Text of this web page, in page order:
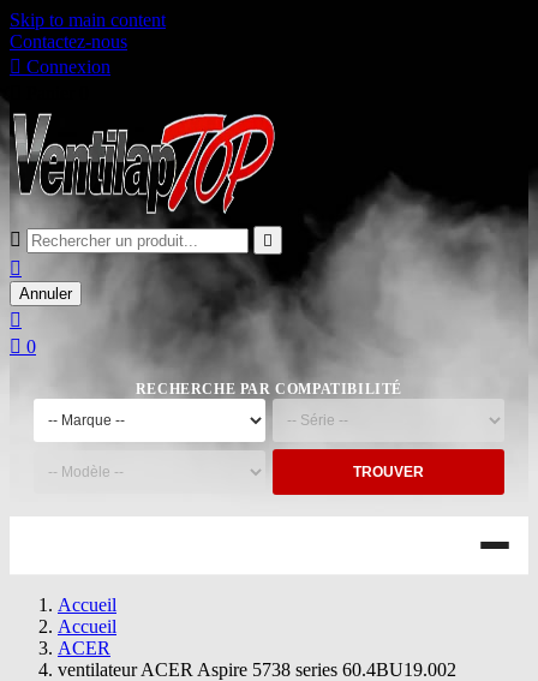
Skip to main content
Contactez-nous
 Connexion
 

Annuler

 0
RECHERCHE PAR COMPATIBILITÉ
TROUVER
Accueil
Accueil
ACER
ventilateur ACER Aspire 5738 series 60.4BU19.002